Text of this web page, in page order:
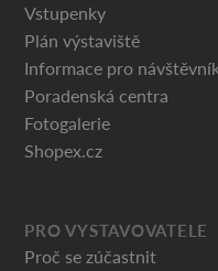
Vstupenky
Plán výstaviště
Informace pro
Poradenská centra
Fotogalerie
Shopex.cz
PRO VYSTAVOVATELE
Proč se zúčastnit